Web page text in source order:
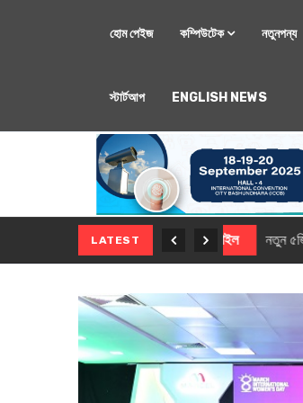
হোম পেইজ কম্পিউটেক নতুনপন্য
স্টার্টআপ ENGLISH NEWS
LATEST মোবাইল